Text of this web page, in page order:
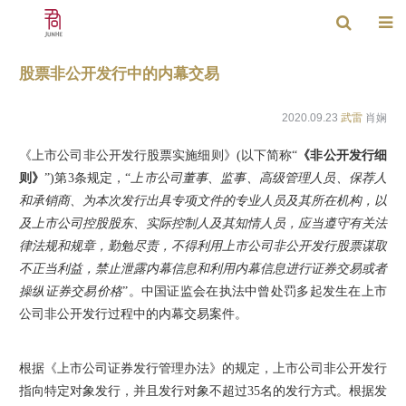
股票非公开发行中的内幕交易
2020.09.23 武雷 肖娴
《上市公司非公开发行股票实施细则》(以下简称“ 《非公开发行细
则》”)第3条规定，“上市公司董事、监事、高级管理人员、保荐人
和承销商、为本次发行出具专项文件的专业人员及其所在机构，以
及上市公司控股股东、实际控制人及其知情人员，应当遵守有关法
律法规和规章，勤勉尽责，不得利用上市公司非公开发行股票谋取
不正当利益，禁止泄露内幕信息和利用内幕信息进行证券交易或者
操纵证券交易价格”。中国证监会在执法中曾处罚多起发生在上市
公司非公开发行过程中的内幕交易案件。
根据《上市公司证券发行管理办法》的规定，上市公司非公开发行
指向特定对象发行，并且发行对象不超过35名的发行方式。根据发